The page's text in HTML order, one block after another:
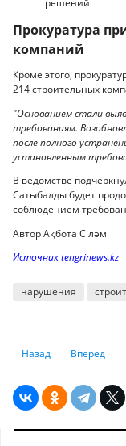
решений.
Прокуратура
компаний
Кроме этого,
214 строительных
"Основанием стали
требованиям.
после полного
установленным
В ведомстве
Сатыбалды будет
соблюдением
Автор Ақбота Сіләм
Источник tengrinews.kz
нарушения
Предыдущий: Токаев
Назад Вперед